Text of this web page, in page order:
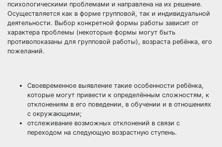
психологическими проблемами и направлена на их решение.
Осуществляется как в форме групповой, так и индивидуальной
деятельности. Выбор конкретной формы работы зависит от
характера проблемы (некоторые формы могут быть
противопоказаны для групповой работы), возраста ребёнка, его
пожеланий.
Своевременное выявление такие особенности ребёнка,
которые могут привести к определённым сложностям, к
отклонениям в его поведении, в обучении и в отношениях
с окружающими;
отслеживание возможных отклонений в связи с
переходом на следующую возрастную ступень.